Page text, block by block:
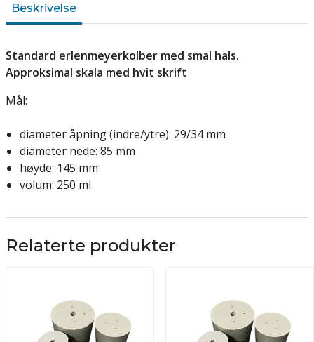
Beskrivelse
Standard erlenmeyerkolber med smal hals.
Approksimal skala med hvit skrift
Mål:
diameter åpning (indre/ytre): 29/34 mm
diameter nede: 85 mm
høyde: 145 mm
volum: 250 ml
Relaterte produkter